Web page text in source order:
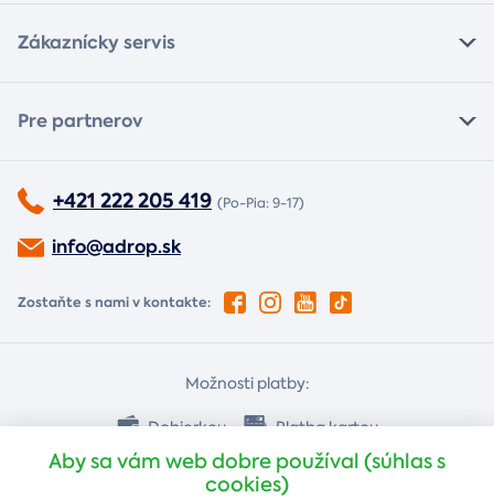
Zákaznícky servis
Pre partnerov
+421 222 205 419 (Po-Pia: 9-17)
info@adrop.sk
Zostaňte s nami v kontakte:
Možnosti platby:
Dobierkou Platba kartou
Aby sa vám web dobre používal (súhlas s
cookies)